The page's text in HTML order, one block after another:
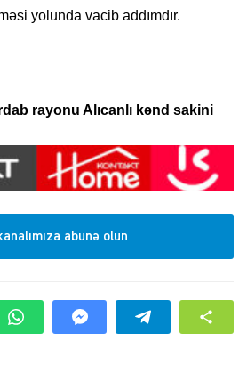
yolunda vacib addımdır.
rayonu Alıcanlı kənd sakini
abunə olun